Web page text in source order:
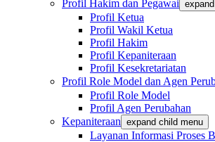
Profil Hakim dan Pegawai
Profil Ketua
Profil Wakil Ketua
Profil Hakim
Profil Kepaniteraan
Profil Kesekretariatan
Profil Role Model dan Agen
Profil Role Model
Profil Agen Perubahan
Kepaniteraan expand child menu
Layanan Informasi Proses